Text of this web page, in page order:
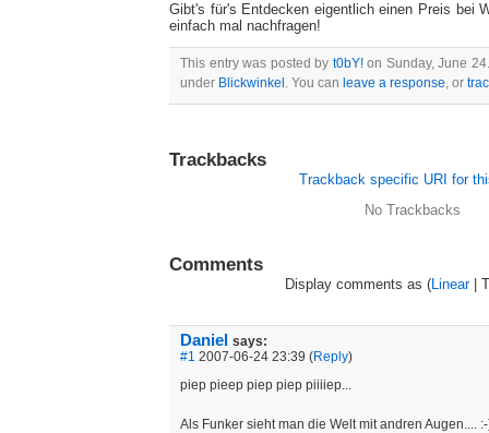
Gibt's für's Entdecken eigentlich einen Preis bei
einfach mal nachfragen!
This entry was posted by t0bY!on Sunday, June
under Blickwinkel . You can leave a response, or
Trackbacks
Trackback specific URI for
No Trackbacks
Comments
Display comments as (Linear|
Daniel says:
#1 2007-06-24 23:39 (Reply)
piep pieep piep piep piiiiep...
Als Funker sieht man die Welt mit andren Augen....